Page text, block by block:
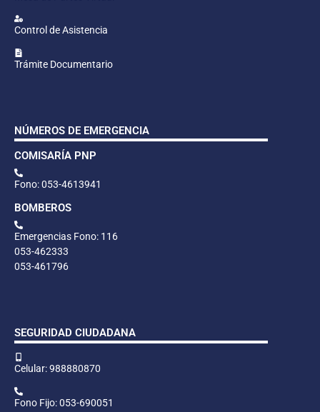
Control de Asistencia
Trámite Documentario
NÚMEROS DE EMERGENCIA
COMISARÍA PNP
Fono: 053-4613941
BOMBEROS
Emergencias Fono: 116
053-462333
053-461796
SEGURIDAD CIUDADANA
Celular: 988880870
Fono Fijo: 053-690051